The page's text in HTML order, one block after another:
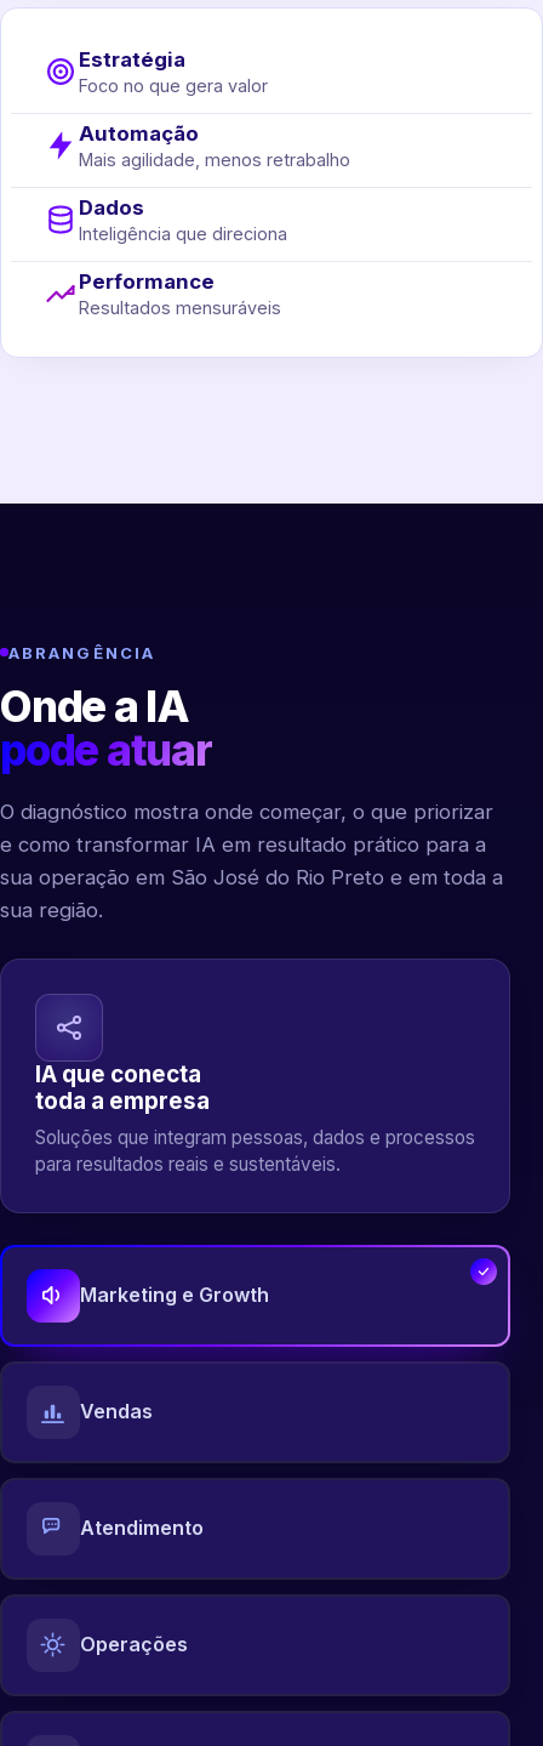
Estratégia
Foco no que gera valor
Automação
Mais agilidade, menos retrabalho
Dados
Inteligência que direciona
Performance
Resultados mensuráveis
ABRANGÊNCIA
Onde a IA
pode atuar
O diagnóstico mostra onde começar, o que priorizar
e como transformar IA em resultado prático para a
sua operação em São José do Rio Preto e em toda a
sua região.
IA que conecta
toda a empresa
Soluções que integram pessoas, dados e processos
para resultados reais e sustentáveis.
Marketing e Growth
Vendas
Atendimento
Operações